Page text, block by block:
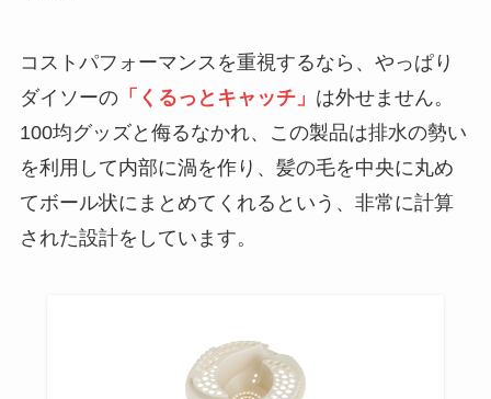
コストパフォーマンスを重視するなら、やっぱり
ダイソーの「くるっとキャッチ」 は外せません。
100均グッズと侮るなかれ、この製品は排水の勢い
を利用して内部に渦を作り、髪の毛を中央に丸め
てボール状にまとめてくれるという、非常に計算
された設計をしています。